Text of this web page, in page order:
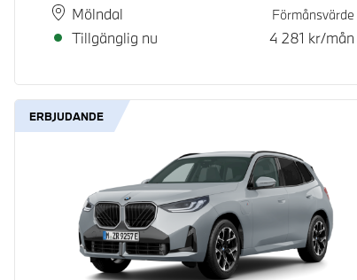
PlatsMölndal
Leveranstid
Tillgänglig nu
Förmånsvärde
4 281 kr/mån
ERBJUDANDE